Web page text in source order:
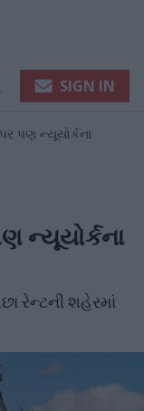
SIGN IN
પણ ન્યૂયોર્કના
ન્યૂયોર્કના
રેન્ટની શહેરમાં